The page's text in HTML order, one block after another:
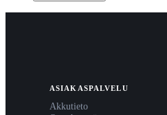
ASIAKASPALVELU
Akkutieto